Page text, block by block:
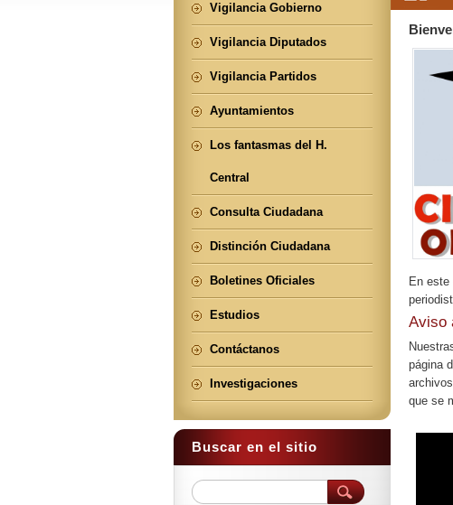
En
Aviso
página
que se
Vigilancia Gobierno
Vigilancia Diputados
Vigilancia Partidos
Ayuntamientos
Los fantasmas del H.
Central
Consulta Ciudadana
Distinción Ciudadana
Boletines Oficiales
Estudios
Contáctanos
Investigaciones
Buscar en el sitio